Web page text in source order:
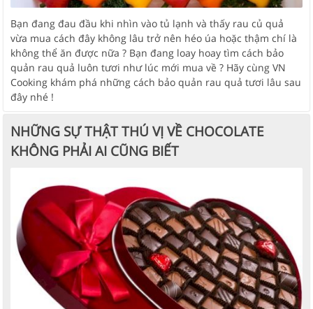
Bạn đang đau đầu khi nhìn vào tủ lạnh và thấy rau củ quả
vừa mua cách đây không lâu trở nên héo úa hoặc thậm chí là
không thể ăn được nữa ? Bạn đang loay hoay tìm cách bảo
quản rau quả luôn tươi như lúc mới mua về ? Hãy cùng VN
Cooking khám phá những cách bảo quản rau quả tươi lâu sau
đây nhé !
NHỮNG SỰ THẬT THÚ VỊ VỀ CHOCOLATE
KHÔNG PHẢI AI CŨNG BIẾT